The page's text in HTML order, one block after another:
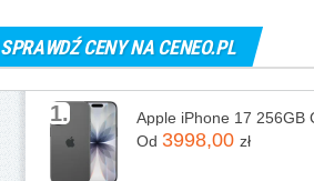
SPRAWDŹ CENY NA CENEO.PL
1.
Od 3998,00 zł